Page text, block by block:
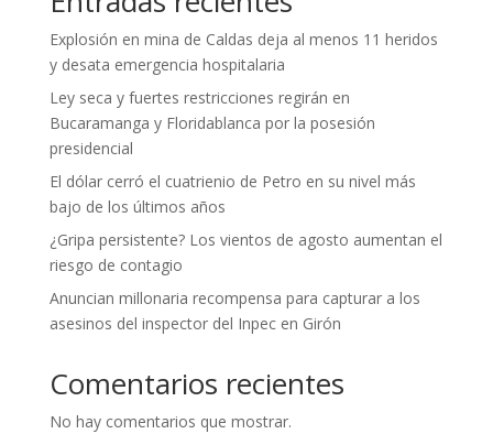
Explosión en mina de Caldas deja al menos 11 heridos
y desata emergencia hospitalaria
Ley seca y fuertes restricciones regirán en
Bucaramanga y Floridablanca por la posesión
presidencial
El dólar cerró el cuatrienio de Petro en su nivel más
bajo de los últimos años
¿Gripa persistente? Los vientos de agosto aumentan el
riesgo de contagio
Anuncian millonaria recompensa para capturar a los
asesinos del inspector del Inpec en Girón
Comentarios recientes
No hay comentarios que mostrar.